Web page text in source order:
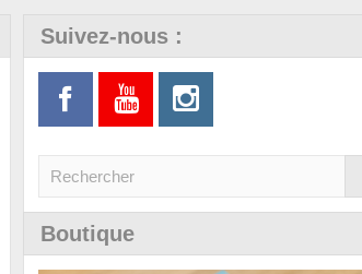
Suivez-nous :
Boutique